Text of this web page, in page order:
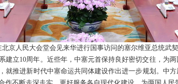
京人民大会堂会见来华进行国事访问的塞尔维亚总统武契
建立10周年。近些年，中塞元首保持良好密切交往，为
就推进新时代中塞命运共同体建设作出进一步规划。中